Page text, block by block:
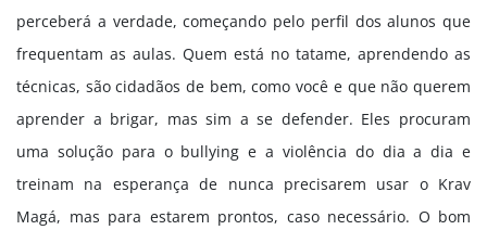
perceberá a verdade, começando pelo perfil dos alunos que
frequentam as aulas. Quem está no tatame, aprendendo as
técnicas, são cidadãos de bem, como você e que não querem
aprender a brigar, mas sim a se defender. Eles procuram
uma solução para o bullying e a violência do dia a dia e
treinam na esperança de nunca precisarem usar o Krav
Magá, mas para estarem prontos, caso necessário. O bom